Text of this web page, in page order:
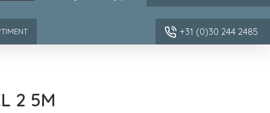
+31 (0)30 244 2485
2 5M